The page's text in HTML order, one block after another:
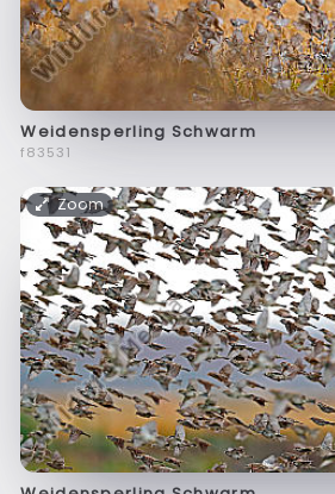
Weidensperling Schwarm
f83531
Zoom